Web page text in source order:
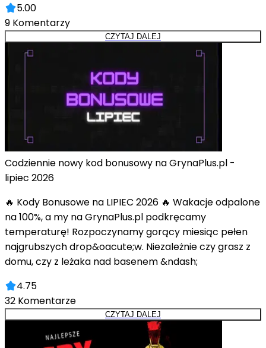
5.00
9 Komentarzy
CZYTAJ DALEJ
Codziennie nowy kod bonusowy na GrynaPlus.pl -
lipiec 2026
🔥 Kody Bonusowe na LIPIEC 2026 🔥 Wakacje odpalone
na 100%, a my na GrynaPlus.pl podkręcamy
temperaturę! Rozpoczynamy gorący miesiąc pełen
najgrubszych drop&oacute;w. Niezależnie czy grasz z
domu, czy z leżaka nad basenem &ndash;
4.75
32 Komentarze
CZYTAJ DALEJ